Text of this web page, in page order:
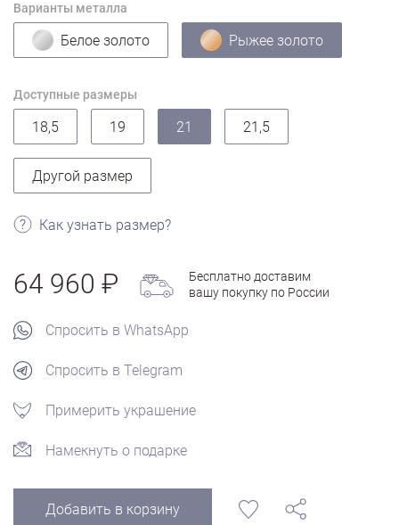
Варианты металла
Белое золото Рыжее золото
Доступные размеры
18,5 19 21 21,5
Другой размер
Как узнать размер?
64 960
Бесплатно доставим
вашу покупку по России
Спросить в WhatsApp
Спросить в Telegram
Примерить украшение
Намекнуть о подарке
Добавить в корзину